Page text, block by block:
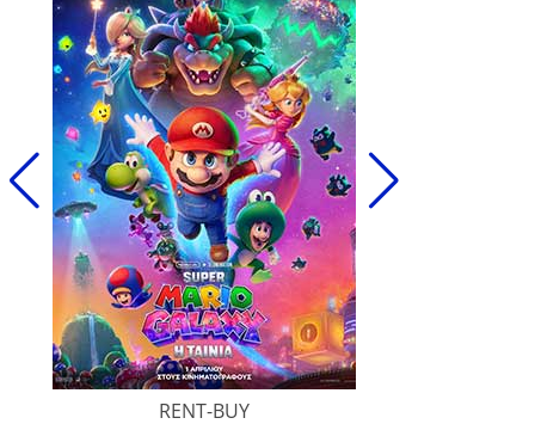
RENT-BUY